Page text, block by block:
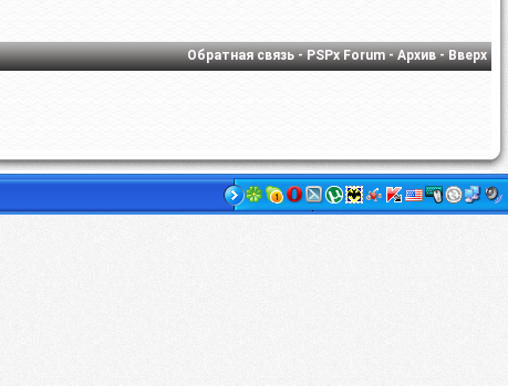
Обратная связь-PSPx Forum-Архив-Вверх